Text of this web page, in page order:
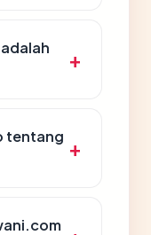
tentang